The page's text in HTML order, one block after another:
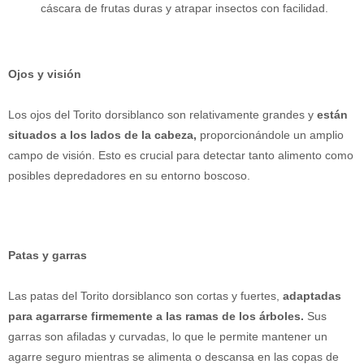
cáscara de frutas duras y atrapar insectos con facilidad.
Ojos y visión
Los ojos del Torito dorsiblanco son relativamente grandes y están
situados a los lados de la cabeza, proporcionándole un amplio
campo de visión. Esto es crucial para detectar tanto alimento como
posibles depredadores en su entorno boscoso.
Patas y garras
Las patas del Torito dorsiblanco son cortas y fuertes, adaptadas
para agarrarse firmemente a las ramas de los árboles. Sus
garras son afiladas y curvadas, lo que le permite mantener un
agarre seguro mientras se alimenta o descansa en las copas de